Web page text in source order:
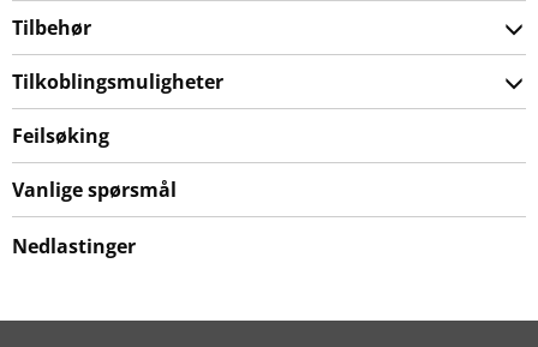
Tilbehør
Tilkoblingsmuligheter
Feilsøking
Vanlige spørsmål
Nedlastinger